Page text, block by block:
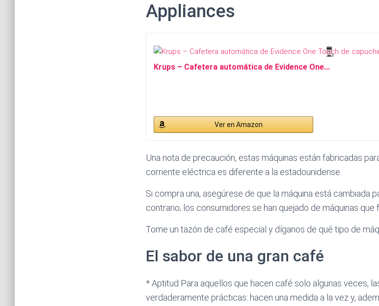
Appliances
Krups – Cafetera automática de Evidence One...
Ver en Amazon
Una nota de precaución, estas máquinas están fabricadas
corriente eléctrica es diferente a la estadounidense.
Si compra una, asegúrese de que la máquina está cambiada
contrario; los consumidores se han quejado de máquinas que
Tome un tazón de café especial y díganos de qué tipo de
El sabor de una gran café
* Aptitud Para aquellos que hacen café solo algunas veces,
verdaderamente prácticas: hacen una medida a la vez y,